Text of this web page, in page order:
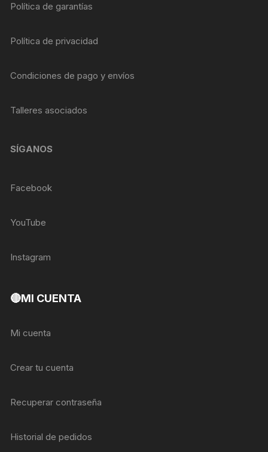
Política de garantías
Política de privacidad
Condiciones de pago y envíos
Talleres asociados
SÍGANOS
Facebook
YouTube
Instagram
🔴MI CUENTA
Mi cuenta
Crear tu cuenta
Recuperar contraseña
Historial de pedidos